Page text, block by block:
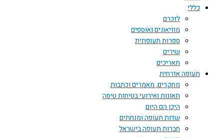
כללי
לזכרם
מוזיאונים ואוספים
ספרות תעופתית
שירים
תאריכים
תעופה אזרחית
מחקרים, מאמרים וכתבות
תאונות ואירועי בטיחות טיסה
היכן הם היום
שדות תעופה ומנחתים
חברות תעופה בישראל